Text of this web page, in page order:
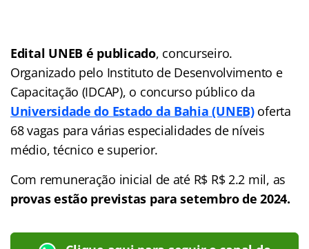
Edital UNEB é publicado, concurseiro.
Organizado pelo Instituto de Desenvolvimento e
Capacitação (IDCAP), o concurso público da
Universidade do Estado da Bahia (UNEB)oferta
68 vagas para várias especialidades de níveis
médio, técnico e superior.
Com remuneração inicial de até R$ R$ 2.2 mil, as
provas estão previstas para setembro de 2024.